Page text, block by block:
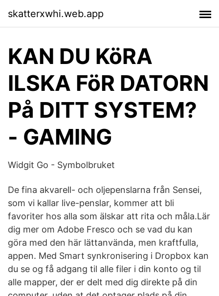
skatterxwhi.web.app
KAN DU KöRA
ILSKA FöR DATORN
På DITT SYSTEM?
- GAMING
Widgit Go - Symbolbruket
De fina akvarell- och oljepenslarna från Sensei,
som vi kallar live-penslar, kommer att bli
favoriter hos alla som älskar att rita och måla.Lär
dig mer om Adobe Fresco och se vad du kan
göra med den här lättanvända, men kraftfulla,
appen. Med Smart synkronisering i Dropbox kan
du se og få adgang til alle filer i din konto og til
alle mapper, der er delt med dig direkte på din